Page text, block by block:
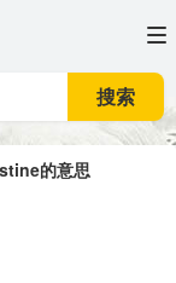
搜索
的意思